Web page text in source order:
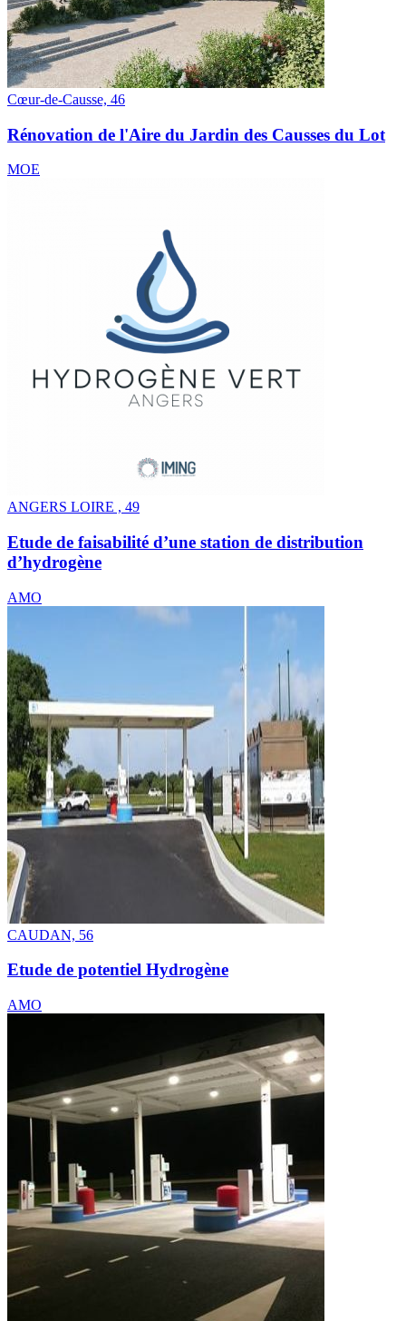
Cœur-de-Causse, 46
Rénovation de l'Aire du Jardin des Causses du Lot
MOE
ANGERS LOIRE , 49
Etude de faisabilité d’une station de distribution
d’hydrogène
AMO
CAUDAN, 56
Etude de potentiel Hydrogène
AMO